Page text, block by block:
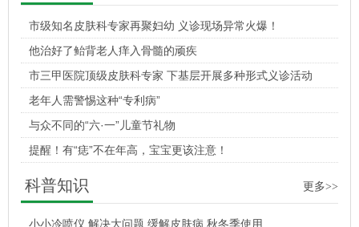
市级知名皮肤科专家再聚妇幼 义诊现场异常火爆！
他治好了鲐背老人痒入骨髓的顽疾
市三甲医院顶级皮肤科专家 下基层开展多种形式义诊活动
老年人需警惕这种“专利病”
与众不同的“六·一”儿童节礼物
提醒！有“痣”不在年高，宝宝更该注意！
更多>>
科普知识
小小冷喷仪 解决大问题 缓解皮肤病 秋冬季使用